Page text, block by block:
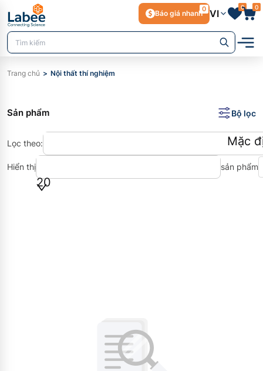
Báo giá nhanh
0 VI
0 0
Trang chủ Nội thất thí nghiệm
Sản phẩm Bộ lọc
Lọc theo: Mặc
Hiển thị
20
sản phẩm